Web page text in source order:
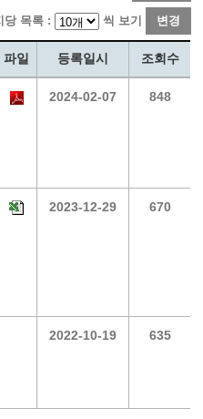
당 목록 : 씩 보기 변경
파일 등록일시 조회수
2024-02-07 848
2023-12-29 670
2022-10-19 635